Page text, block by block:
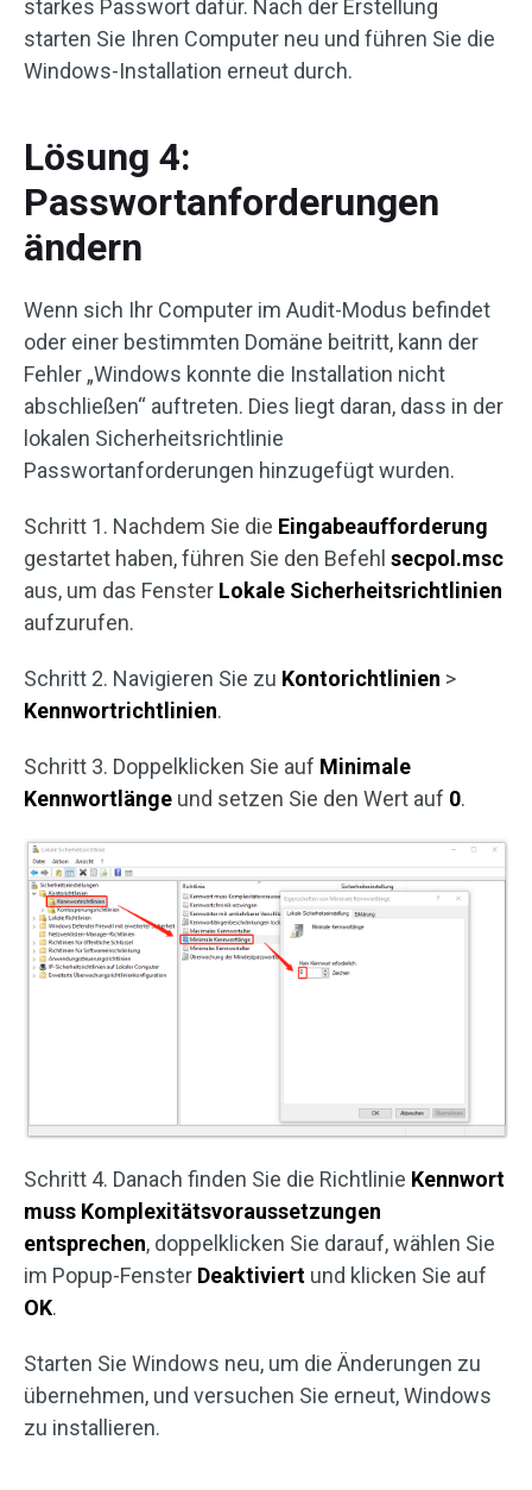
starkes Passwort dafür. Nach der Erstellung
starten Sie Ihren Computer neu und führen Sie die
Windows-Installation erneut durch.
Lösung 4:
Passwortanforderungen
ändern
Wenn sich Ihr Computer im Audit-Modus befindet
oder einer bestimmten Domäne beitritt, kann der
Fehler „Windows konnte die Installation nicht
abschließen“ auftreten. Dies liegt daran, dass in der
lokalen Sicherheitsrichtlinie
Passwortanforderungen hinzugefügt wurden.
Schritt 1. Nachdem Sie die Eingabeaufforderung
gestartet haben, führen Sie den Befehl secpol.msc
aus, um das Fenster Lokale Sicherheitsrichtlinien
aufzurufen.
Schritt 2. Navigieren Sie zu Kontorichtlinien >
Kennwortrichtlinien.
Schritt 3. Doppelklicken Sie auf Minimale
Kennwortlänge und setzen Sie den Wert auf 0.
Schritt 4. Danach finden Sie die Richtlinie Kennwort
muss Komplexitätsvoraussetzungen
entsprechen, doppelklicken Sie darauf, wählen Sie
im Popup-Fenster Deaktiviert und klicken Sie auf
OK.
Starten Sie Windows neu, um die Änderungen zu
übernehmen, und versuchen Sie erneut, Windows
zu installieren.